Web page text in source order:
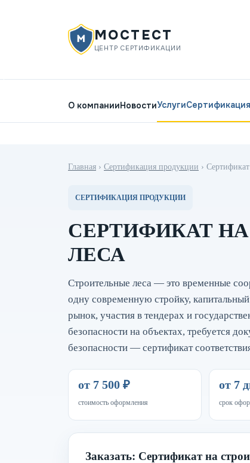
МОСТЕСТ
ЦЕНТР СЕРТИФИКАЦИИ
О компанииНовостиУслуги
Главная › Сертификация продукции ›
СЕРТИФИКАЦИЯ ПРОДУКЦИИ
СЕРТИФИКАТ
ЛЕСА
Строительные леса — это временные
одну современную стройку,
рынок, участия в тендерах и
безопасности на объектах, требуется
безопасности — сертификат
от 7 500 ₽
стоимость оформления
от 7
срок
Заказать: Сертификат на